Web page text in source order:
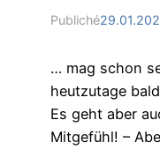
Publiché
… mag schon
heutzutage
Es geht aber
Mitgefühl! –